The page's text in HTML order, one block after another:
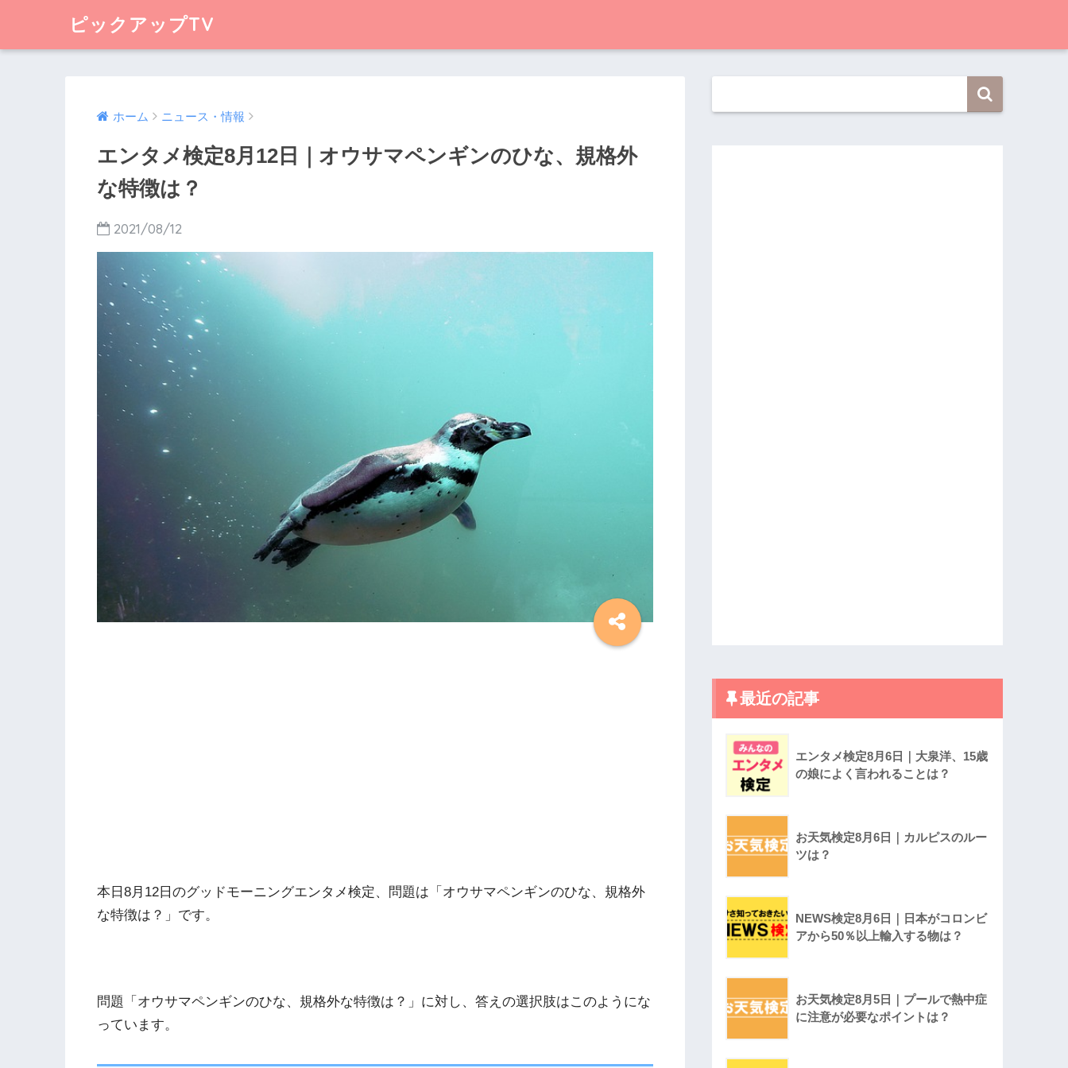
ピックアップTV
ホーム ニュース・情報
エンタメ検定8月12日｜オウサマペンギンのひな、規格外
な特徴は？
2021/08/12
本日8月12日のグッドモーニングエンタメ検定、問題は「オウサマペンギンのひな、規格外
な特徴は？」です。
問題「オウサマペンギンのひな、規格外な特徴は？」に対し、答えの選択肢はこのようにな
っています。
最近の記事
エンタメ検定8月6日｜大泉洋、15歳
の娘によく言われることは？
お天気検定8月6日｜カルピスのルー
ツは？
NEWS検定8月6日｜日本がコロンビ
アから50％以上輸入する物は？
お天気検定8月5日｜プールで熱中症
に注意が必要なポイントは？